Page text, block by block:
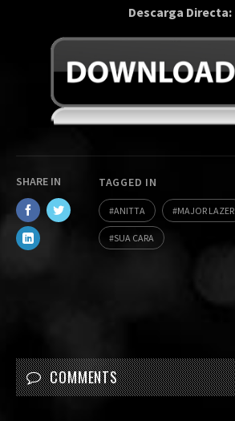
Descarga Directa:
SHARE IN TAGGED IN
ANITTA MAJOR LAZER
SUA CARA
COMMENTS